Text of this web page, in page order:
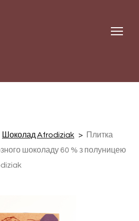
Шоколад Afrodiziak
Плитка
шоколаду 60 % з полуницею